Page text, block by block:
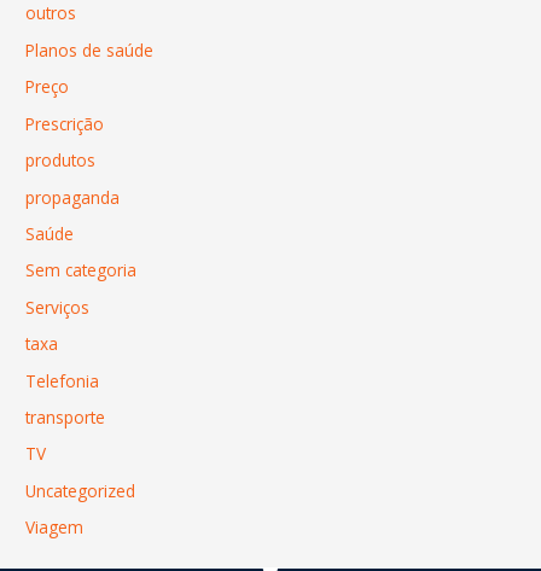
outros
Planos de saúde
Preço
Prescrição
produtos
propaganda
Saúde
Sem categoria
Serviços
taxa
Telefonia
transporte
TV
Uncategorized
Viagem